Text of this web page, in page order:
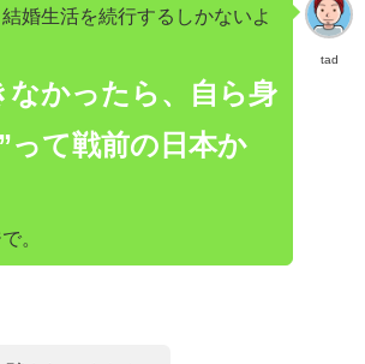
tad
婚生活を続行するしかないよ
なかったら、自ら身
って戦前の日本か
。